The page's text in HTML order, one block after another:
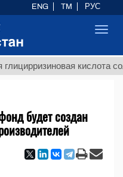
кислота
будет создан
ENG TM РУС